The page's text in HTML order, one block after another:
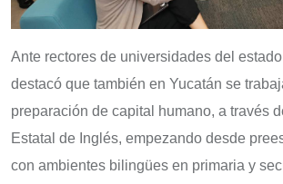
Ante rectores de universidades del
destacó que también en Yucatán se
preparación de capital humano, a través
Estatal de Inglés, empezando desde
con ambientes bilingües en primaria y